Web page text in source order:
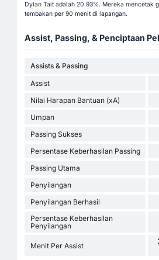
Dylan Tait adalah 20.93%. Mereka mencetak
tembakan per 90 menit di lapangan.
Assist, Passing, & Penciptaan
Assists & Passing
Assist
Nilai Harapan Bantuan (xA)
Umpan
Passing Sukses
Persentase Keberhasilan Passing
Passing Utama
Penyilangan
Penyilangan Berhasil
Persentase Keberhasilan
Penyilangan
Menit Per Assist